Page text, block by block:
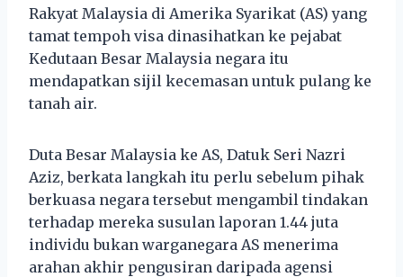
Rakyat Malaysia di Amerika Syarikat (AS) yang
tamat tempoh visa dinasihatkan ke pejabat
Kedutaan Besar Malaysia negara itu
mendapatkan sijil kecemasan untuk pulang ke
tanah air.
Duta Besar Malaysia ke AS, Datuk Seri Nazri
Aziz, berkata langkah itu perlu sebelum pihak
berkuasa negara tersebut mengambil tindakan
terhadap mereka susulan laporan 1.44 juta
individu bukan warganegara AS menerima
arahan akhir pengusiran daripada agensi